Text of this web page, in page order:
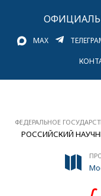
MAX
ФЕДЕРАЛЬНОЕ
РОССИЙСКИЙ